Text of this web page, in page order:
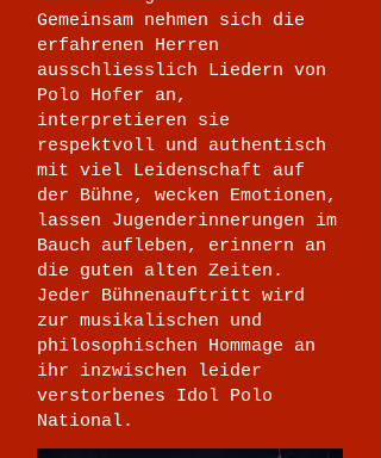
Gemeinsam nehmen sich die
erfahrenen Herren
ausschliesslich Liedern von
Polo Hofer an,
interpretieren sie
respektvoll und authentisch
mit viel Leidenschaft auf
der Bühne, wecken Emotionen,
lassen Jugenderinnerungen im
Bauch aufleben, erinnern an
die guten alten Zeiten.
Jeder Bühnenauftritt wird
zur musikalischen und
philosophischen Hommage an
ihr inzwischen leider
verstorbenes Idol Polo
National.